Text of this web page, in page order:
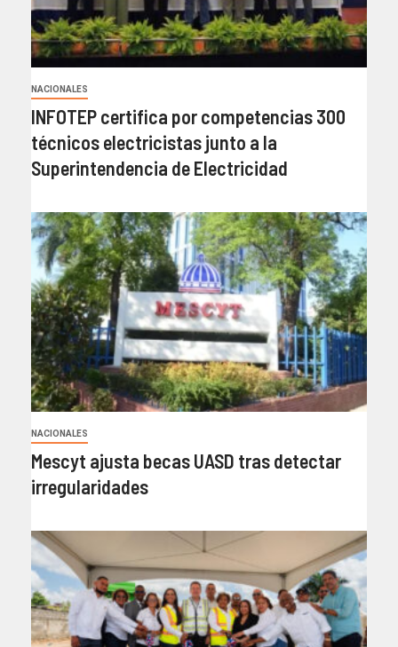
NACIONALES
INFOTEP certifica por competencias 300
técnicos electricistas junto a la
Superintendencia de Electricidad
NACIONALES
Mescyt ajusta becas UASD tras detectar
irregularidades